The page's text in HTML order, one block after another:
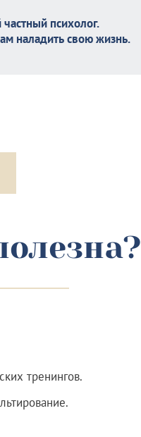
психолог.
наладить свою жизнь.
тренингов.